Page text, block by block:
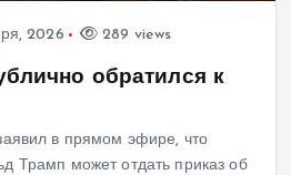
2026 289 views
обратился к
в прямом эфире, что
Трамп может отдать приказ об